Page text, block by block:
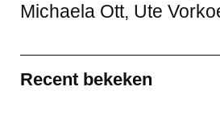
Michaela Ott, Ute
Recent bekeken